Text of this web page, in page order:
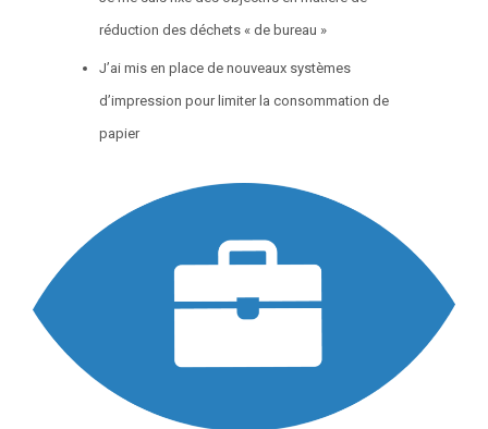
réduction des déchets « de bureau »
J’ai mis en place de nouveaux systèmes
d’impression pour limiter la consommation de
papier